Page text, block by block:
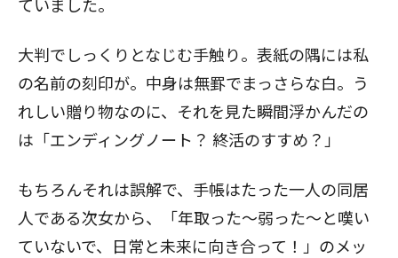
大判でしっくりとなじむ手触り。表紙の隅には私
の名前の刻印が。中身は無罫でまっさらな白。う
れしい贈り物なのに、それを見た瞬間浮かんだの
は「エンディングノート？ 終活のすすめ？」
もちろんそれは誤解で、手帳はたった一人の同居
人である次女から、「年取った～弱った～と嘆い
ていないで、日常と未来に向き合って！」のメッ